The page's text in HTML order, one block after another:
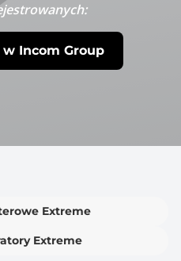
Incom Group
Extreme
Extreme